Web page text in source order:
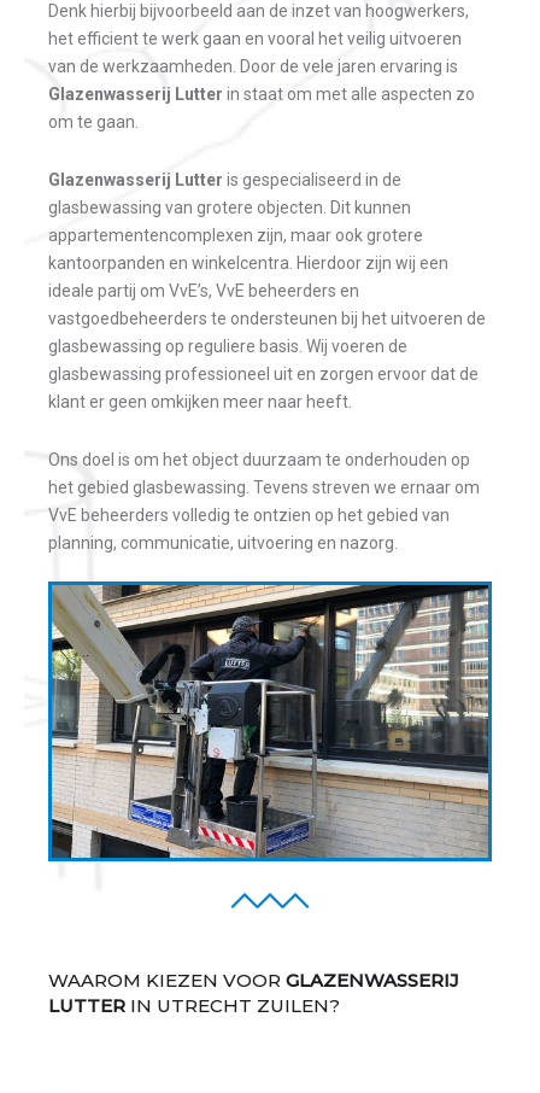
Denk hierbij bijvoorbeeld aan de inzet van hoogwerkers,
het efficient te werk gaan en vooral het veilig uitvoeren
van de werkzaamheden. Door de vele jaren ervaring is
Glazenwasserij Lutter in staat om met alle aspecten zo
om te gaan.
Glazenwasserij Lutter is gespecialiseerd in de
glasbewassing van grotere objecten. Dit kunnen
appartementencomplexen zijn, maar ook grotere
kantoorpanden en winkelcentra. Hierdoor zijn wij een
ideale partij om VvE’s, VvE beheerders en
vastgoedbeheerders te ondersteunen bij het uitvoeren de
glasbewassing op reguliere basis. Wij voeren de
glasbewassing professioneel uit en zorgen ervoor dat de
klant er geen omkijken meer naar heeft.
Ons doel is om het object duurzaam te onderhouden op
het gebied glasbewassing. Tevens streven we ernaar om
VvE beheerders volledig te ontzien op het gebied van
planning, communicatie, uitvoering en nazorg.
WAAROM KIEZEN VOOR GLAZENWASSERIJ
LUTTERIN UTRECHT ZUILEN?